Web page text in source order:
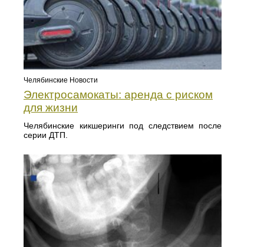
Челябинские Новости
Электросамокаты: аренда с риском
для жизни
Челябинские кикшеринги под следствием после
серии ДТП.